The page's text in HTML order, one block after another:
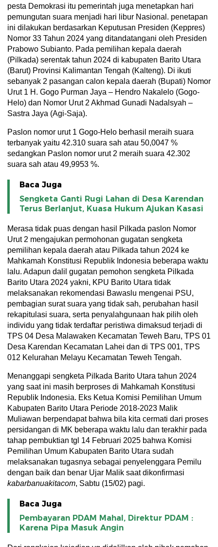
pesta Demokrasi itu pemerintah juga menetapkan hari
pemungutan suara menjadi hari libur Nasional. penetapan
ini dilakukan berdasarkan Keputusan Presiden (Keppres)
Nomor 33 Tahun 2024 yang ditandatangani oleh Presiden
Prabowo Subianto. Pada pemilihan kepala daerah
(Pilkada) serentak tahun 2024 di kabupaten Barito Utara
(Barut) Provinsi Kalimantan Tengah (Kalteng). Di ikuti
sebanyak 2 pasangan calon kepala daerah (Bupati) Nomor
Urut 1 H. Gogo Purman Jaya – Hendro Nakalelo (Gogo-
Helo) dan Nomor Urut 2 Akhmad Gunadi Nadalsyah –
Sastra Jaya (Agi-Saja).
Paslon nomor urut 1 Gogo-Helo berhasil meraih suara
terbanyak yaitu 42.310 suara sah atau 50,0047 %
sedangkan Paslon nomor urut 2 meraih suara 42.302
suara sah atau 49,9953 %.
Baca Juga
Sengketa Ganti Rugi Lahan di Desa Karendan
Terus Berlanjut, Kuasa Hukum Ajukan Kasasi
Merasa tidak puas dengan hasil Pilkada paslon Nomor
Urut 2 mengajukan permohonan gugatan sengketa
pemilihan kepala daerah atau Pilkada tahun 2024 ke
Mahkamah Konstitusi Republik Indonesia beberapa waktu
lalu. Adapun dalil gugatan pemohon sengketa Pilkada
Barito Utara 2024 yakni, KPU Barito Utara tidak
melaksanakan rekomendasi Bawaslu mengenai PSU,
pembagian surat suara yang tidak sah, perubahan hasil
rekapitulasi suara, serta penyalahgunaan hak pilih oleh
individu yang tidak terdaftar peristiwa dimaksud terjadi di
TPS 04 Desa Malawaken Kecamatan Teweh Baru, TPS 01
Desa Karendan Kecamatan Lahei dan di TPS 001, TPS
012 Kelurahan Melayu Kecamatan Teweh Tengah.
Menanggapi sengketa Pilkada Barito Utara tahun 2024
yang saat ini masih berproses di Mahkamah Konstitusi
Republik Indonesia. Eks Ketua Komisi Pemilihan Umum
Kabupaten Barito Utara Periode 2018-2023 Malik
Muliawan berpendapat bahwa bila kita cermati dari proses
persidangan di MK beberapa waktu lalu dan terakhir pada
tahap pembuktian tgl 14 Februari 2025 bahwa Komisi
Pemilihan Umum Kabupaten Barito Utara sudah
melaksanakan tugasnya sebagai penyelenggara Pemilu
dengan baik dan benar Ujar Malik saat dikonfirmasi
kabarbanuakitacom, Sabtu (15/02) pagi.
Baca Juga
Pembayaran PDAM Mahal, Direktur PDAM :
Karena Pipa Masuk Angin